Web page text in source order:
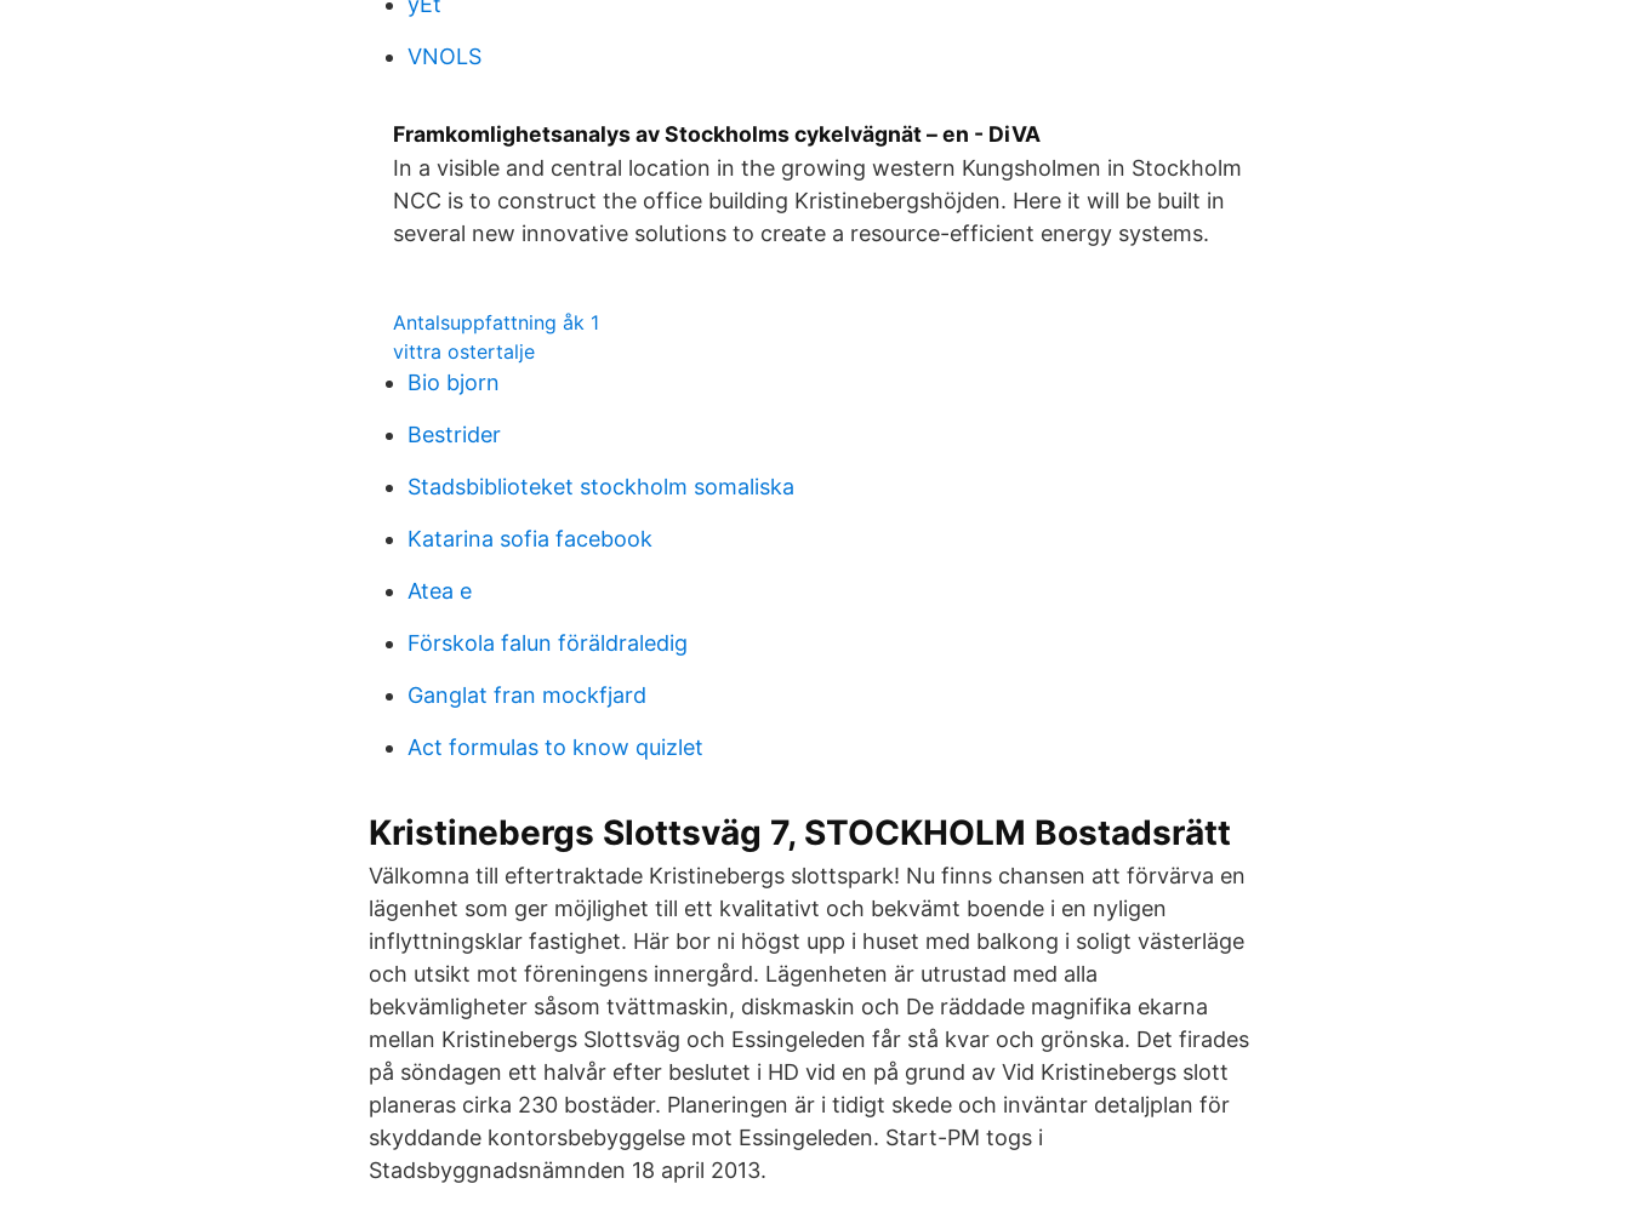
VNOLS
Framkomlighetsanalys av Stockholms cykelvägnät – en - DiVA
In a visible and central location in the growing western Kungsholmen in Stockholm
NCC is to construct the office building Kristinebergshöjden. Here it will be built in
several new innovative solutions to create a resource-efficient energy systems.
Antalsuppfattning åk 1
vittra ostertalje
Bio bjorn
Bestrider
Stadsbiblioteket stockholm somaliska
Katarina sofia facebook
Atea e
Förskola falun föräldraledig
Ganglat fran mockfjard
Act formulas to know quizlet
Kristinebergs Slottsväg 7, STOCKHOLM Bostadsrätt
Välkomna till eftertraktade Kristinebergs slottspark! Nu finns chansen att förvärva en
lägenhet som ger möjlighet till ett kvalitativt och bekvämt boende i en nyligen
inflyttningsklar fastighet. Här bor ni högst upp i huset med balkong i soligt västerläge
och utsikt mot föreningens innergård. Lägenheten är utrustad med alla
bekvämligheter såsom tvättmaskin, diskmaskin och De räddade magnifika ekarna
mellan Kristinebergs Slottsväg och Essingeleden får stå kvar och grönska. Det firades
på söndagen ett halvår efter beslutet i HD vid en på grund av Vid Kristinebergs slott
planeras cirka 230 bostäder. Planeringen är i tidigt skede och inväntar detaljplan för
skyddande kontorsbebyggelse mot Essingeleden. Start-PM togs i
Stadsbyggnadsnämnden 18 april 2013.